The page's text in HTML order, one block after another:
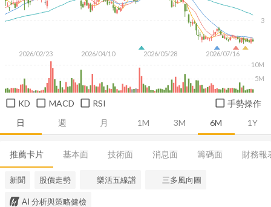
日 週 月 1M 3M 6M 1Y
2026/02/23 2026/04/10 2026/05/28 2026/07/16
3
5M
10M
KD MACD RSI 手勢操作
推薦卡片 基本面 技術面 消息面 籌碼面 財務報
新聞 股價走勢 樂活五線譜 三多風向圖
AI 分析與策略健檢